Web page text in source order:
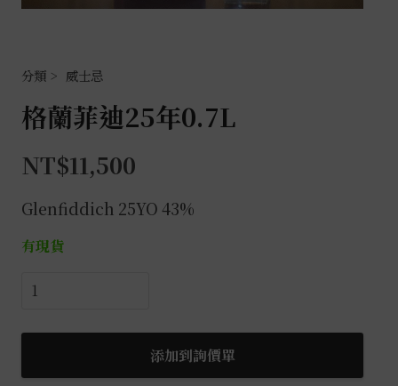
威士忌
格蘭菲迪25年0.7L
NT$11,500
Glenfiddich 25YO 43%
有現貨
格
菲
25
添加到詢價單